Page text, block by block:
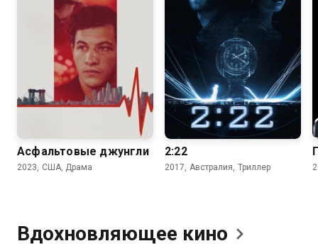
Асфальтовые джунгли
2023, США, Драма
6.4 5.7
2:22
2017, Австралия, Триллер
Вдохновляющее кино